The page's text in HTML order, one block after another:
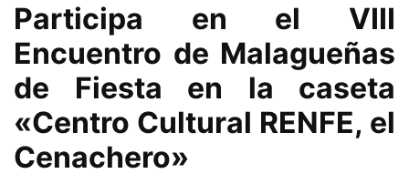
Participa en el VIII
Encuentro de Malagueñas
de Fiesta en la caseta
«Centro Cultural RENFE, el
Cenachero»